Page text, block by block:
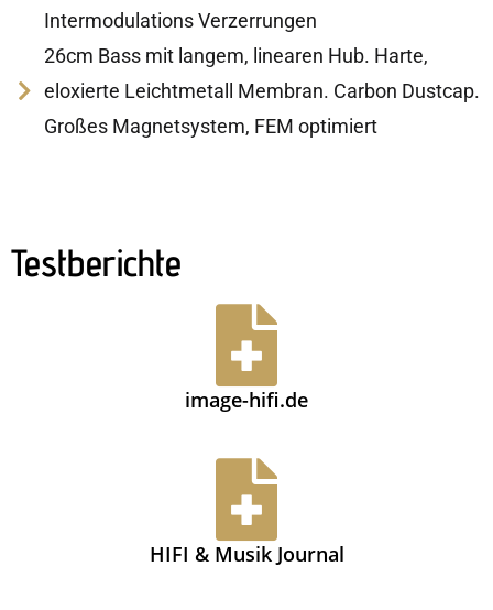
Intermodulations Verzerrungen
26cm Bass mit langem, linearen Hub. Harte,
eloxierte Leichtmetall Membran. Carbon Dustcap.
Großes Magnetsystem, FEM optimiert
Testberichte
image-hifi.de
HIFI & Musik Journal